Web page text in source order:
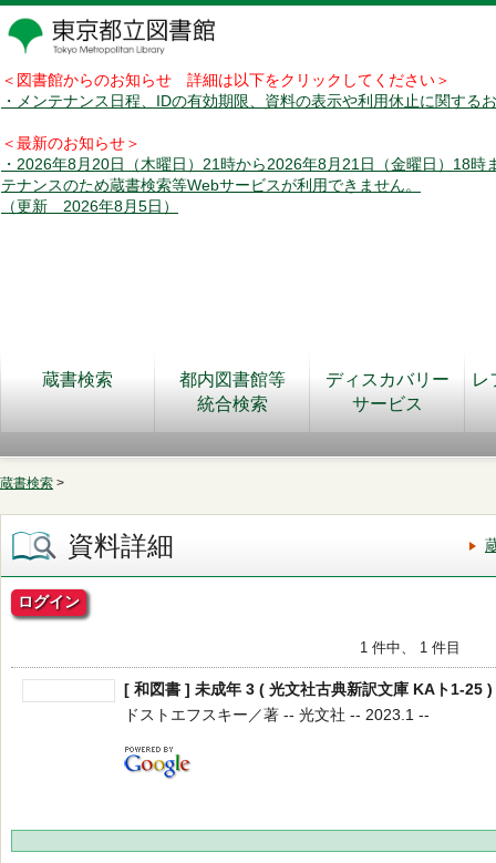
＜図書館からのお知らせ 詳細は以下をクリックしてください＞
・メンテナンス日程、IDの有効期限、資料の表示や利用休止に関する
＜最新のお知らせ＞
・2026年8月20日（木曜日）21時から2026年8月21日（金曜日）18時
テナンスのため蔵書検索等Webサービスが利用できません。
（更新 2026年8月5日）
蔵書検索
都内図書館等
統合検索
ディスカバリー
サービス
レ
蔵書検索 >
資料詳細
ログイン
1 件中、 1 件目
[ 和図書 ] 未成年 3 ( 光文社古典新訳文庫 KAト1-25 )
ドストエフスキー／著 -- 光文社 -- 2023.1 --